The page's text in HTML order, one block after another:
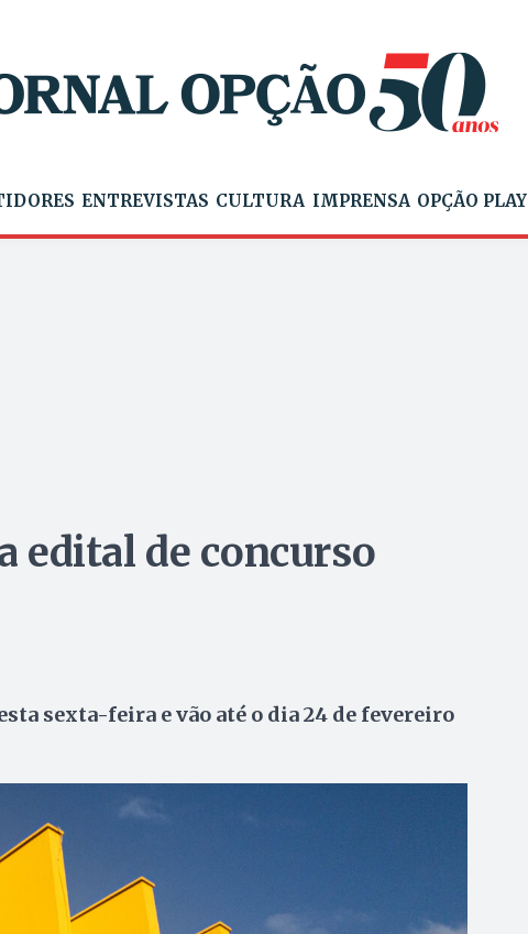
ENTREVISTAS CULTURA IMPRENSA OPÇÃO PLAY
edital de concurso
sexta-feira e vão até o dia 24 de fevereiro